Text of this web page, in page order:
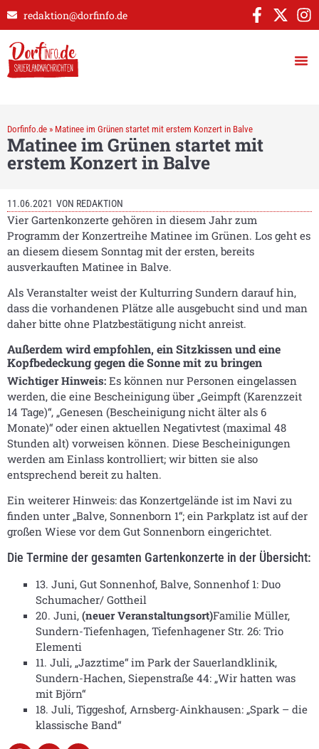
redaktion@dorfinfo.de
Dorfinfo.de » Matinee im Grünen startet mit erstem Konzert in Balve
Matinee im Grünen startet mit
erstem Konzert in Balve
11.06.2021 VON REDAKTION
Vier Gartenkonzerte gehören in diesem Jahr zum
Programm der Konzertreihe Matinee im Grünen. Los geht es
an diesem diesem Sonntag mit der ersten, bereits
ausverkauften Matinee in Balve.
Als Veranstalter weist der Kulturring Sundern darauf hin,
dass die vorhandenen Plätze alle ausgebucht sind und man
daher bitte ohne Platzbestätigung nicht anreist.
Außerdem wird empfohlen, ein Sitzkissen und eine
Kopfbedeckung gegen die Sonne mit zu bringen
Wichtiger Hinweis: Es können nur Personen eingelassen
werden, die eine Bescheinigung über „Geimpft (Karenzzeit
14 Tage)“, „Genesen (Bescheinigung nicht älter als 6
Monate)“ oder einen aktuellen Negativtest (maximal 48
Stunden alt) vorweisen können. Diese Bescheinigungen
werden am Einlass kontrolliert; wir bitten sie also
entsprechend bereit zu halten.
Ein weiterer Hinweis: das Konzertgelände ist im Navi zu
finden unter „Balve, Sonnenborn 1“; ein Parkplatz ist auf der
großen Wiese vor dem Gut Sonnenborn eingerichtet.
Die Termine der gesamten Gartenkonzerte in der Übersicht:
13. Juni, Gut Sonnenhof, Balve, Sonnenhof 1: Duo
Schumacher/ Gottheil
20. Juni, (neuer Veranstaltungsort)Familie Müller,
Sundern-Tiefenhagen, Tiefenhagener Str. 26: Trio
Elementi
11. Juli, „Jazztime“ im Park der Sauerlandklinik,
Sundern-Hachen, Siepenstraße 44: „Wir hatten was
mit Björn“
18. Juli, Tiggeshof, Arnsberg-Ainkhausen: „Spark – die
klassische Band“